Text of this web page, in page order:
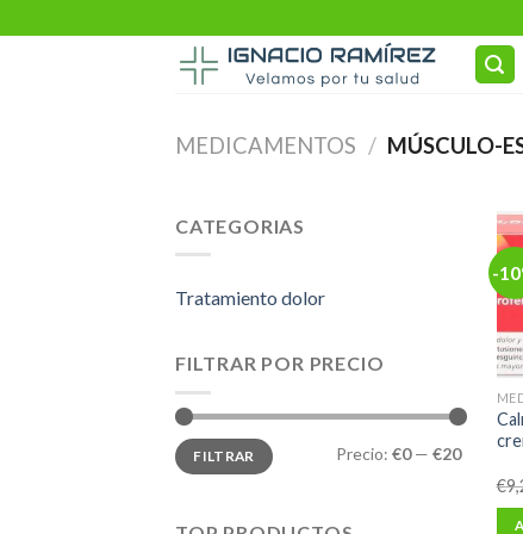
to
MEDICAMENTOS / MÚSCULO-
CATEGORIAS
Tratamiento dolor
FILTRAR POR PRECIO
Precio
mínimo
Precio
máximo
FILTRAR Precio: €0— €20
-
€